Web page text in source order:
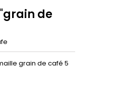
de
grain de café 5